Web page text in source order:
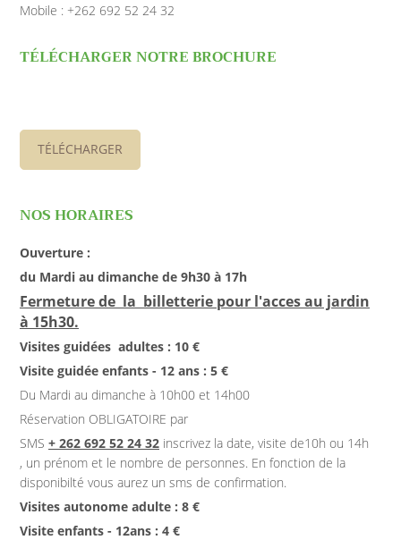
Mobile : +262 692 52 24 32
TÉLÉCHARGER NOTRE BROCHURE
TÉLÉCHARGER
NOS HORAIRES
Ouverture :
du Mardi au dimanche de 9h30 à 17h
Fermeture de la billetterie pour l'acces au jardin
à 15h30.
Visites guidées adultes : 10 €
Visite guidée enfants - 12 ans : 5 €
Du Mardi au dimanche à 10h00 et 14h00
Réservation OBLIGATOIRE par
SMS + 262 692 52 24 32 inscrivez la date, visite de10h ou 14h
, un prénom et le nombre de personnes. En fonction de la
disponibilté vous aurez un sms de confirmation.
Visites autonome adulte : 8 €
Visite enfants - 12ans : 4 €